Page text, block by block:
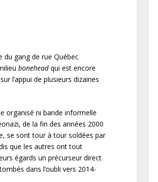
du gang de rue Québec
boneheadqui est encore
l’appui de plusieurs dizaines
organisé ni bande informelle
de la fin des années 2000
se sont tour à tour soldées par
que les autres ont tout
égards un précurseur direct
dans l’oubli vers 2014-